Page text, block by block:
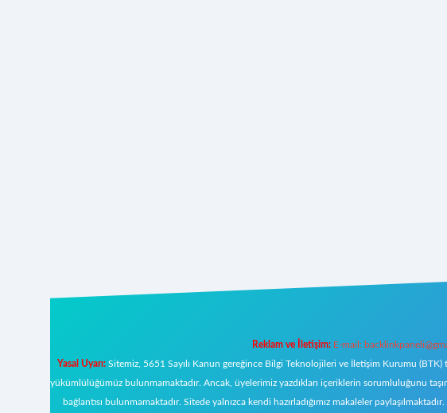
Reklam ve İletişim: E-mail:
Yasal Uyarı:Sitemiz, 5651 Sayılı Kanun gereğince Bilgi Teknolojileri ve İletişim Kurumu
yükümlülüğümüz bulunmamaktadır. Ancak, üyelerimiz yazdıkları içeriklerin sorumluluğunu
bağlantısı bulunmamaktadır. Sitede yalnızca kendi hazırladığımız makaleler